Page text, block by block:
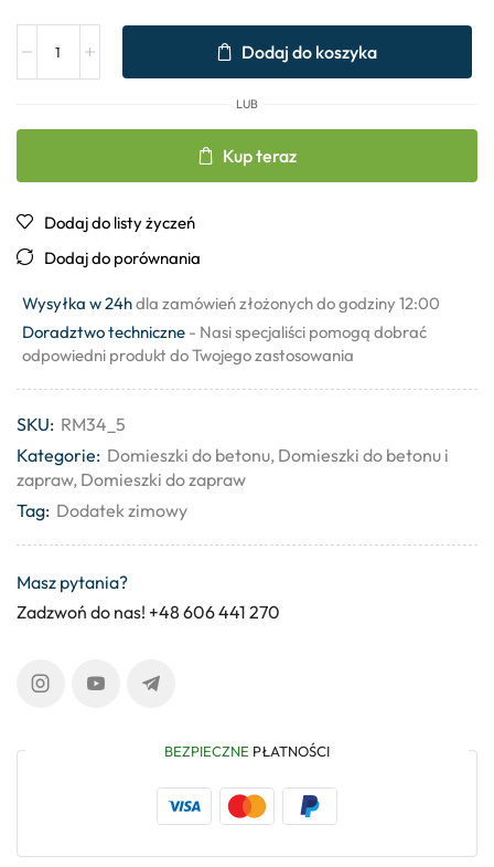
Dodaj do koszyka
LUB
Kup teraz
Dodaj do listy życzeń
Dodaj do porównania
Wysyłka w 24hdla zamówień złożonych do godziny 12:00
Doradztwo techniczne - Nasi specjaliści pomogą dobrać
odpowiedni produkt do Twojego zastosowania
SKU: RM34_5
Kategorie: Domieszki do betonu, Domieszki do betonu i
zapraw, Domieszki do zapraw
Tag: Dodatek zimowy
Masz pytania?
Zadzwoń do nas! +48 606 441 270
BEZPIECZNE PŁATNOŚCI